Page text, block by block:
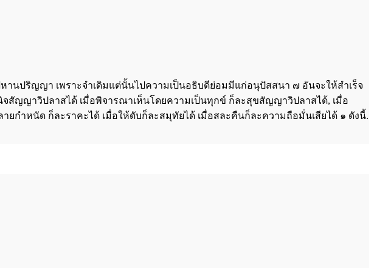
ปริญญา เพราะจำเดิมแต่นั้นไปความเป็นอธิบดีย่อมมีแก่อนุปัสสนา ๗ อันจะให้สำเร็จ
สัญญาวิปลาสได้ เมื่อพิจารณาเห็นโดยความเป็นทุกข์ ก็ละสุขสัญญาวิปลาสได้, เมื่อ
กำหนัด ก็ละราคะได้ เมื่อให้ดับก็ละสมุทัยได้ เมื่อสละคืนก็ละความถือมั่นเสียได้ ๑ ดังนี้.